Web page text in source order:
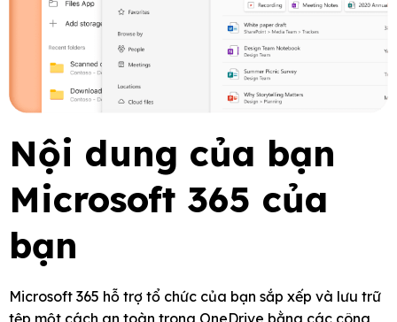
Nội dung của bạn
Microsoft 365 của
bạn
Microsoft 365 hỗ trợ tổ chức của bạn sắp xếp và lưu trữ